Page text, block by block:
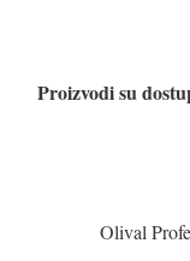
Proizvodi su
Olival